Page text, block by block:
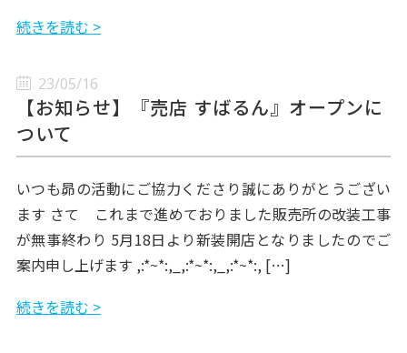
続きを読む >
23/05/16
【お知らせ】『売店 すばるん』オープンに
ついて
いつも昴の活動にご協力くださり誠にありがとうござい
ます さて これまで進めておりました販売所の改装工事
が無事終わり 5月18日より新装開店となりましたのでご
案内申し上げます ,:*~*:,_,:*~*:,_,:*~*:, […]
続きを読む >